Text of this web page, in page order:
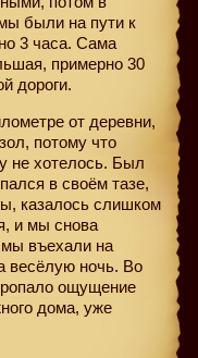
были на пути к
3 часа. Сама
примерно 30
дороги.
от деревни,
потому что
не хотелось. Был
в своём тазе,
казалось слишком
и мы снова
мы въехали на
весёлую ночь. Во
ощущение
дома, уже